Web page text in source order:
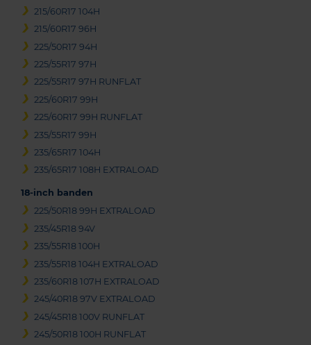
215/60R17 104H
215/60R17 96H
225/50R17 94H
225/55R17 97H
225/55R17 97H RUNFLAT
225/60R17 99H
225/60R17 99H RUNFLAT
235/55R17 99H
235/65R17 104H
235/65R17 108H EXTRALOAD
18-inch banden
225/50R18 99H EXTRALOAD
235/45R18 94V
235/55R18 100H
235/55R18 104H EXTRALOAD
235/60R18 107H EXTRALOAD
245/40R18 97V EXTRALOAD
245/45R18 100V RUNFLAT
245/50R18 100H RUNFLAT